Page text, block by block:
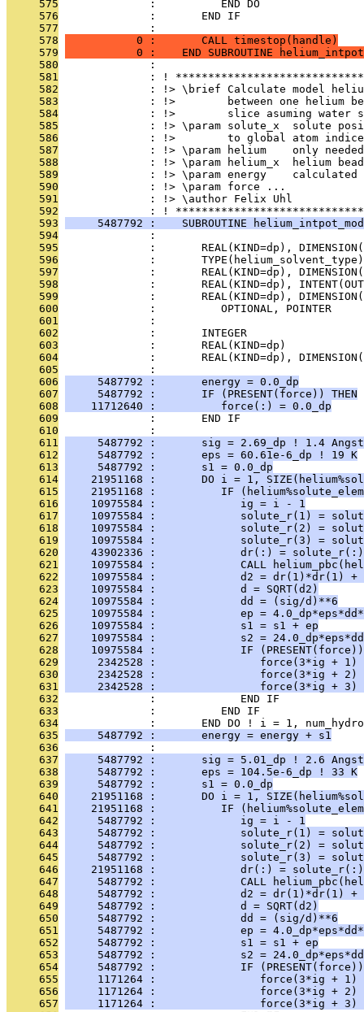
     575
              :          END DO
     576
              :       END IF
     577
              :
     578
           0 :       CALL timestop(handle)
     579
0 :    END SUBROUTINE
     580
              :
     581
: !
     582
: !> \brief Calculate model
     583
: !>        between one helium
     584
: !>        slice asuming water
     585
: !> \param solute_x  solute
     586
: !>        to global atom
     587
: !> \param helium    only
     588
: !> \param helium_x  helium
     589
: !> \param energy    calculated
     590
              : !> \param force ...
     591
              : !> \author Felix Uhl
     592
: !
     593
5487792 :    SUBROUTINE
     594
              :
     595
:       REAL(KIND=dp),
     596
:
     597
:       REAL(KIND=dp),
     598
:       REAL(KIND=dp),
     599
:       REAL(KIND=dp),
     600
:          OPTIONAL, POINTER
     601
              :
     602
:       INTEGER
     603
:       REAL(KIND=dp)
     604
:       REAL(KIND=dp),
     605
              :
     606
     5487792 :       energy = 0.0_dp
     607
     5487792 :       IF (PRESENT(force)) THEN
     608
    11712640 :          force(:) = 0.0_dp
     609
              :       END IF
     610
              :
     611
5487792 :       sig = 2.69_dp ! 1.4
     612
     5487792 :       eps = 60.61e-6_dp ! 19 K
     613
     5487792 :       s1 = 0.0_dp
     614
21951168 :       DO i = 1,
     615
21951168 :          IF
     616
    10975584 :             ig = i - 1
     617
10975584 :             solute_r(1) =
     618
10975584 :             solute_r(2) =
     619
10975584 :             solute_r(3) =
     620
43902336 :             dr(:) =
     621
10975584 :             CALL
     622
10975584 :             d2 = dr(1)*dr(1) +
     623
    10975584 :             d = SQRT(d2)
     624
    10975584 :             dd = (sig/d)**6
     625
10975584 :             ep =
     626
    10975584 :             s1 = s1 + ep
     627
10975584 :             s2 =
     628
10975584 :             IF
     629
2342528 :                force(3*ig + 1)
     630
2342528 :                force(3*ig + 2)
     631
2342528 :                force(3*ig + 3)
     632
              :             END IF
     633
              :          END IF
     634
:       END DO ! i = 1,
     635
     5487792 :       energy = energy + s1
     636
              :
     637
5487792 :       sig = 5.01_dp ! 2.6
     638
     5487792 :       eps = 104.5e-6_dp ! 33 K
     639
     5487792 :       s1 = 0.0_dp
     640
21951168 :       DO i = 1,
     641
21951168 :          IF
     642
     5487792 :             ig = i - 1
     643
5487792 :             solute_r(1) =
     644
5487792 :             solute_r(2) =
     645
5487792 :             solute_r(3) =
     646
21951168 :             dr(:) =
     647
5487792 :             CALL
     648
5487792 :             d2 = dr(1)*dr(1) +
     649
     5487792 :             d = SQRT(d2)
     650
     5487792 :             dd = (sig/d)**6
     651
5487792 :             ep =
     652
     5487792 :             s1 = s1 + ep
     653
5487792 :             s2 =
     654
5487792 :             IF
     655
1171264 :                force(3*ig + 1)
     656
1171264 :                force(3*ig + 2)
     657
1171264 :                force(3*ig + 3)